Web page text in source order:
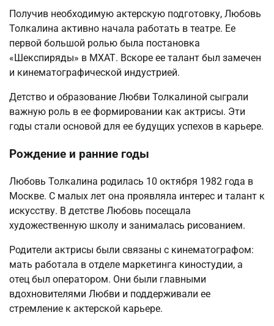
Получив необходимую актерскую подготовку, Любовь
Толкалина активно начала работать в театре. Ее
первой большой ролью была постановка
«Шекспиряды» в МХАТ. Вскоре ее талант был замечен
и кинематографической индустрией.
Детство и образование Любви Толкалиной сыграли
важную роль в ее формировании как актрисы. Эти
годы стали основой для ее будущих успехов в карьере.
Рождение и ранние годы
Любовь Толкалина родилась 10 октября 1982 года в
Москве. С малых лет она проявляла интерес и талант к
искусству. В детстве Любовь посещала
художественную школу и занималась рисованием.
Родители актрисы были связаны с кинематографом:
мать работала в отделе маркетинга киностудии, а
отец был оператором. Они были главными
вдохновителями Любви и поддерживали ее
стремление к актерской карьере.